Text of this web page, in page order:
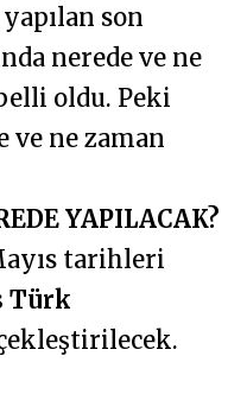
yapılan son
nerede ve ne
oldu. Peki
ve ne zaman
YAPILACAK?
tarihleri
Türk